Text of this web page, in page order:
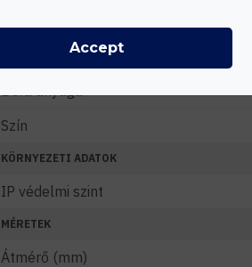
Lámpatest anyaga
Búra anyaga
Szín
KÖRNYEZETI ADATOK
IP védelmi szint
MÉRETEK
Átmérő (mm)
Accept